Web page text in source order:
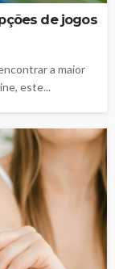
de jogos
a maior
este...